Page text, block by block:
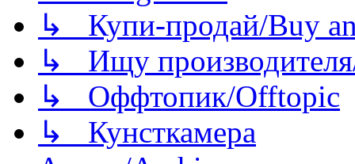
↳ Купи-продай/Buy
↳ Ищу
↳ Оффтопик/Offtopic
↳ Кунсткамера